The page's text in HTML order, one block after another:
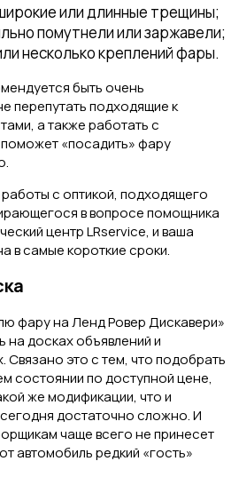
или длинные трещины;
помутнели или заржавели;
несколько креплений фары.
быть очень
перепутать подходящие к
а также работать с
«посадить» фару
работы с оптикой, подходящего
в вопросе помощника
центр LRservice, и ваша
в самые короткие сроки.
фару на Ленд Ровер Дискавери»
на досках объявлений и
Связано это с тем, что подобрать
состоянии по доступной цене,
же модификации, что и
достаточно сложно. И
чаще всего не принесет
автомобиль редкий «гость»